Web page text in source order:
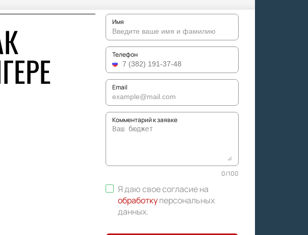
Имя
Телефон
Email
Комментарий к заявке
0/100
Я даю свое согласие на
обработкуперсональных
данных.